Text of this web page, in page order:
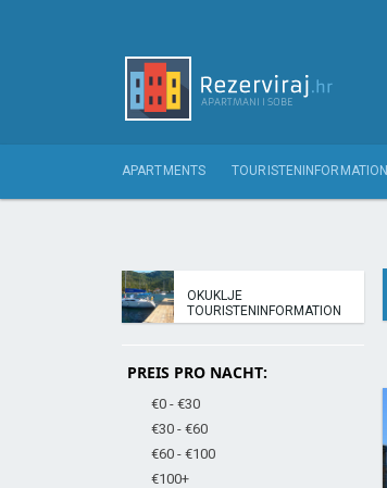
APARTMENTS TOURISTENINFORMATION
OKUKLJE
TOURISTENINFORMATION
PREIS PRO NACHT:
€0 - €30
€30 - €60
€60 - €100
€100+